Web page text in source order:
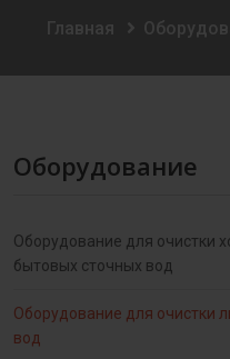
Главная
Оборудование
Оборудование для очистки
бытовых сточных вод
Оборудование для очистки
вод